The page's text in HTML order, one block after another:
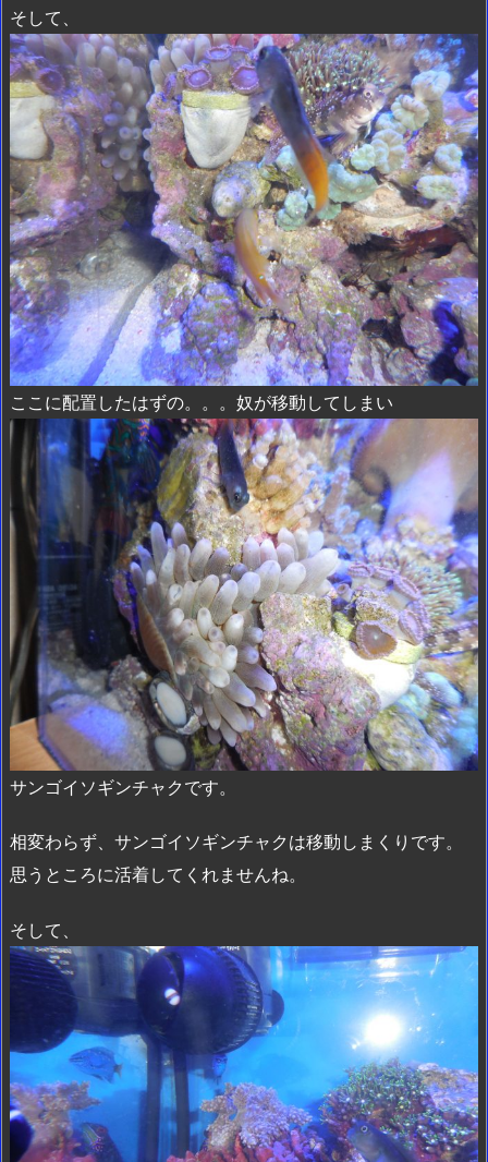
そして、
ここに配置したはずの。。。奴が移動してしまい
サンゴイソギンチャクです。
相変わらず、サンゴイソギンチャクは移動しまくりです。
思うところに活着してくれませんね。
そして、